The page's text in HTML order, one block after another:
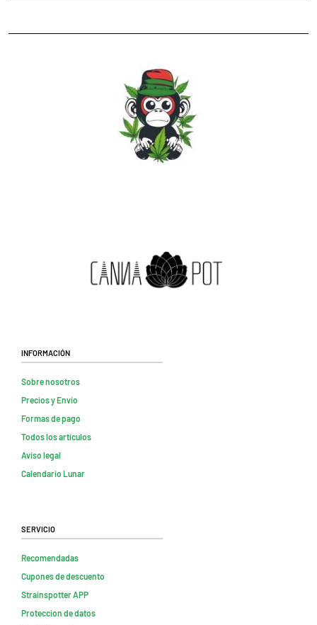
Información
Sobre nosotros
Precios y Envio
Formas de pago
Todos los artículos
Aviso legal
Calendario Lunar
Servicio
Recomendadas
Cupones de descuento
Strainspotter APP
Proteccion de datos